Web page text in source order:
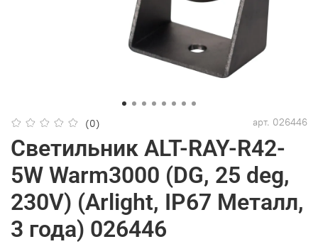
(0) арт. 026446
Светильник ALT-RAY-R42-
5W Warm3000 (DG, 25 deg,
230V) (Arlight, IP67 Металл,
3 года) 026446